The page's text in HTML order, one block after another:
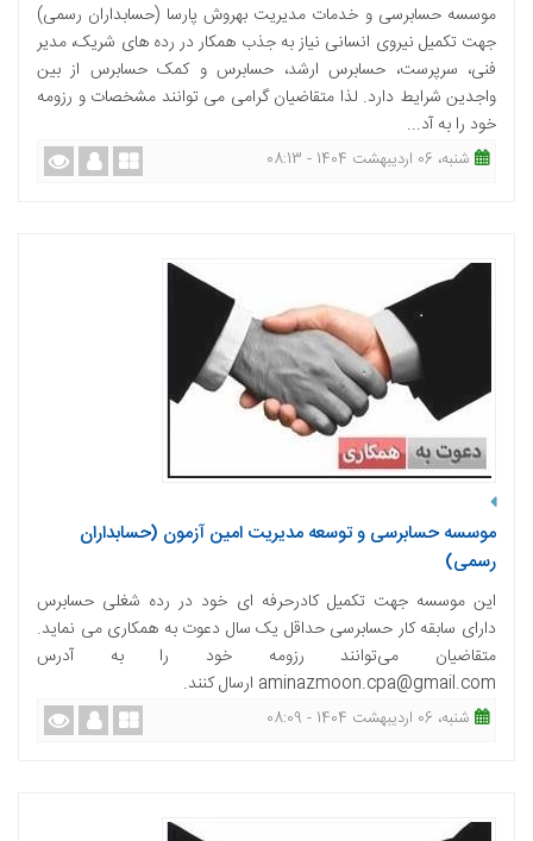
موسسه حسابرسی و خدمات مدیریت بهروش پارسا (حسابداران رسمی)
جهت تکمیل نیروی انسانی نیاز به جذب همکار در رده های شریک، مدیر
فنی، سرپرست، حسابرس ارشد، حسابرس و کمک حسابرس از بین
واجدین شرایط دارد. لذا متقاضیان گرامی می توانند مشخصات و رزومه
خود را به آد...
شنبه، 06 اردیبهشت 1404 - 08:13
موسسه حسابرسی و توسعه مدیریت امین آزمون (حسابداران
رسمی)
این موسسه جهت تکمیل کادرحرفه ای خود در رده شغلی حسابرس
دارای سابقه کار حسابرسی حداقل یک سال دعوت به همکاری می نماید.
متقاضیان می‌توانند رزومه خود را به آدرس
aminazmoon.cpa@gmail.com ارسال کنند.
شنبه، 06 اردیبهشت 1404 - 08:09